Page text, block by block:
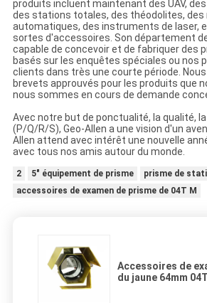
produits incluent maintenant des UAV,
des stations totales, des théodolites, des
automatiques, des instruments de laser,
sortes d'accessoires. Son département
capable de concevoir et de fabriquer des
basés sur les enquêtes spéciales ou nos
clients dans très une courte période.
brevets approuvés pour les produits que
nous sommes en cours de demande
Avec notre but de ponctualité, la qualité,
(P/Q/R/S), Geo-Allen a une vision d'un
Allen attend avec intérêt une nouvelle
avec tous nos amis autour du monde.
2 5" équipement de prisme
prisme de
accessoires de examen de prisme de 04T M
Accessoires de
du jaune 64mm